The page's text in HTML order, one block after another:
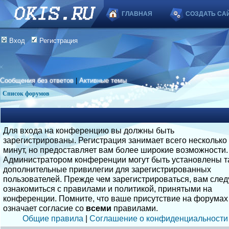
ГЛАВНАЯ СОЗДАТЬ
Вход Регистрация
Сообщения без ответов |Активные темы
Список форумов
Для входа на конференцию вы должны быть
зарегистрированы. Регистрация занимает всего несколько
минут, но предоставляет вам более широкие возможности.
Администратором конференции могут быть установлены
дополнительные привилегии для зарегистрированных
пользователей. Прежде чем зарегистрироваться, вам
ознакомиться с правилами и политикой, принятыми на
конференции. Помните, что ваше присутствие на форумах
означает согласие со всеми правилами.
Общие правила | Соглашение о конфиденциальности